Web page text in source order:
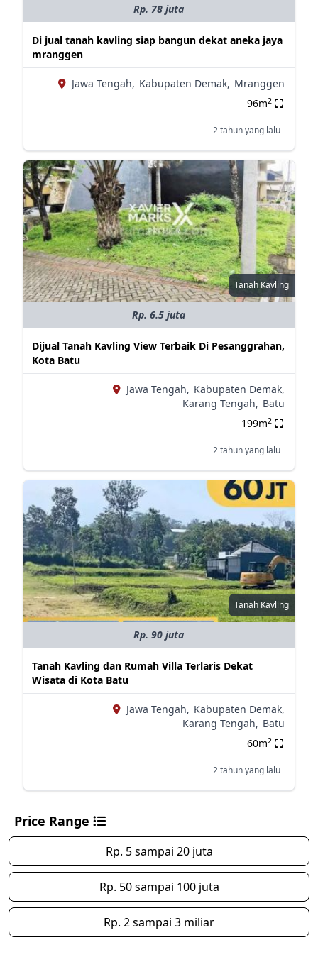
Rp. 78 juta
Di jual tanah kavling siap bangun dekat aneka jaya
mranggen
Jawa Tengah, Kabupaten Demak, Mranggen
96m2
2 tahun yang lalu
Tanah Kavling
Rp. 6.5 juta
Dijual Tanah Kavling View Terbaik Di Pesanggrahan,
Kota Batu
Jawa Tengah, Kabupaten Demak,
Karang Tengah, Batu
199m2
2 tahun yang lalu
Tanah Kavling
Rp. 90 juta
Tanah Kavling dan Rumah Villa Terlaris Dekat
Wisata di Kota Batu
Jawa Tengah, Kabupaten Demak,
Karang Tengah, Batu
60m2
2 tahun yang lalu
Price Range
Rp. 5 sampai 20 juta
Rp. 50 sampai 100 juta
Rp. 2 sampai 3 miliar